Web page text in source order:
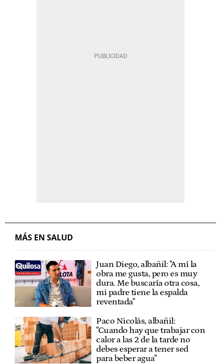
MÁS EN SALUD
Juan Diego, albañil: "A mí la
obra me gusta, pero es muy
dura. Me buscaría otra cosa,
mi padre tiene la espalda
reventada"
Paco Nicolás, albañil:
"Cuando hay que trabajar con
calor a las 2 de la tarde no
debes esperar a tener sed
para beber agua"